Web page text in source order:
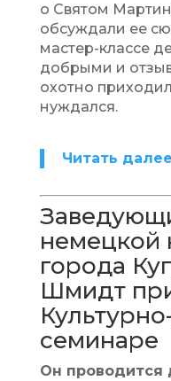
о Святом
обсуждали ее
мастер-классе
добрыми и
охотно
нуждался.
Читать далее
немецкой
города
Шмидт
семинаре
Он проводится